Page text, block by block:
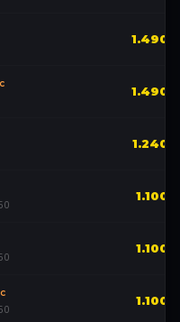
1.490
1.490
1.240
1.100
1.100
1.100